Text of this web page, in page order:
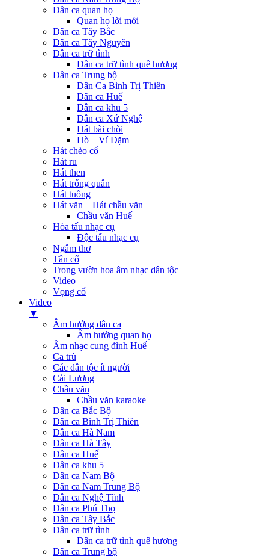
Dân ca quan họ
Quan họ lời mới
Dân ca Tây Bắc
Dân ca Tây Nguyên
Dân ca trữ tình
Dân ca trữ tình quê hương
Dân ca Trung bộ
Dân Ca Bình Trị Thiên
Dân ca Huế
Dân ca khu 5
Dân ca Xứ Nghệ
Hát bài chòi
Hò – Ví Dặm
Hát chèo cổ
Hát ru
Hát then
Hát trống quân
Hát tuồng
Hát văn – Hát chầu văn
Chầu văn Huế
Hòa tấu nhạc cụ
Độc tấu nhạc cụ
Ngâm thơ
Tân cổ
Trong vườn hoa âm nhạc dân tộc
Video
Vọng cổ
Video
▼
Âm hưởng dân ca
Âm hưởng quan họ
Âm nhạc cung đình Huế
Ca trù
Các dân tộc ít người
Cải Lương
Chầu văn
Chầu văn karaoke
Dân ca Bắc Bộ
Dân ca Bình Trị Thiên
Dân ca Hà Nam
Dân ca Hà Tây
Dân ca Huế
Dân ca khu 5
Dân ca Nam Bộ
Dân ca Nam Trung Bộ
Dân ca Nghệ Tĩnh
Dân ca Phú Thọ
Dân ca Tây Bắc
Dân ca trữ tình
Dân ca trữ tình quê hương
Dân ca Trung bộ